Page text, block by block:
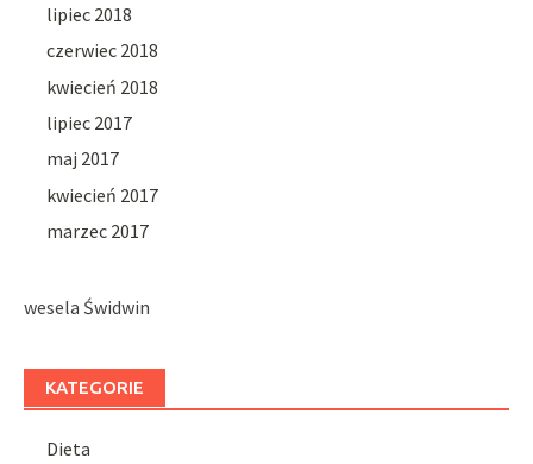
lipiec 2018
czerwiec 2018
kwiecień 2018
lipiec 2017
maj 2017
kwiecień 2017
marzec 2017
wesela Świdwin
KATEGORIE
Dieta